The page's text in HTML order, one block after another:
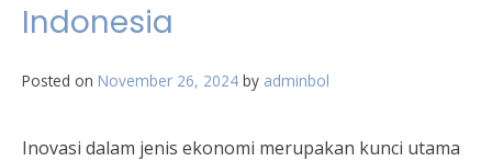
Indonesia
Posted on November 26, 2024 by adminbol
Inovasi dalam jenis ekonomi merupakan kunci utama